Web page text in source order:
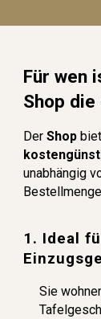
Für wen
Shop
DerShop
unabhängig
1. Ideal
Sie